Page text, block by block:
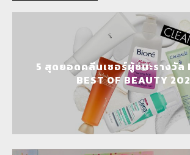
5 สุดยอดคลีนเซอร์ผู้ชนะรางวัล
BEST OF BEAUTY